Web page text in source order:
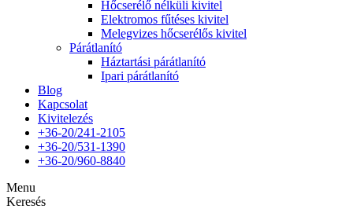
Hőcserélő nélküli kivitel
Elektromos fűtéses kivitel
Melegvizes hőcserélős kivitel
Párátlanító
Háztartási párátlanító
Ipari párátlanító
Blog
Kapcsolat
Kivitelezés
+36-20/241-2105
+36-20/531-1390
+36-20/960-8840
Menu
Keresés